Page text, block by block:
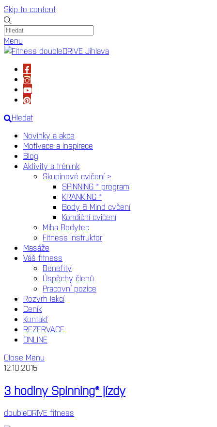
Skip to content
Menu
Hledat
Novinky a akce
Motivace a inspirace
Blog
Aktivity a trénink
Skupinové cvičení >
SPINNING ® program
KRANKING ®
Body & Mind cvčení
Kondiční cvičení
Miha Bodytec
Fitness instruktor
Masáže
Váš fitness
Benefity
Úspěchy členů
Pracovní pozice
Rozvrh lekcí
Ceník
Kontakt
REZERVACE
ONLINE
Close Menu
12.10.2015
3 hodiny Spinning® jízdy
doubleDRIVE fitness